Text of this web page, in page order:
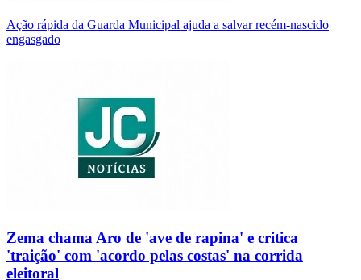
Ação rápida da Guarda Municipal ajuda a salvar recém-nascido
engasgado
Zema chama Aro de 'ave de rapina' e critica
'traição' com 'acordo pelas costas' na corrida
eleitoral